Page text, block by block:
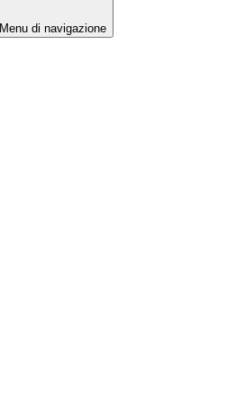
Menu di navigazione